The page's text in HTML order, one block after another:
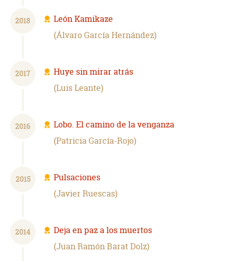
2018
León Kamikaze
Álvaro García Hernández
2017
Huye sin mirar atrás
Luis Leante
2016
Lobo. El camino de la venganza
Patricia García-Rojo
2015
Pulsaciones
Javier Ruescas
2014
Deja en paz a los muertos
Juan Ramón Barat Dolz